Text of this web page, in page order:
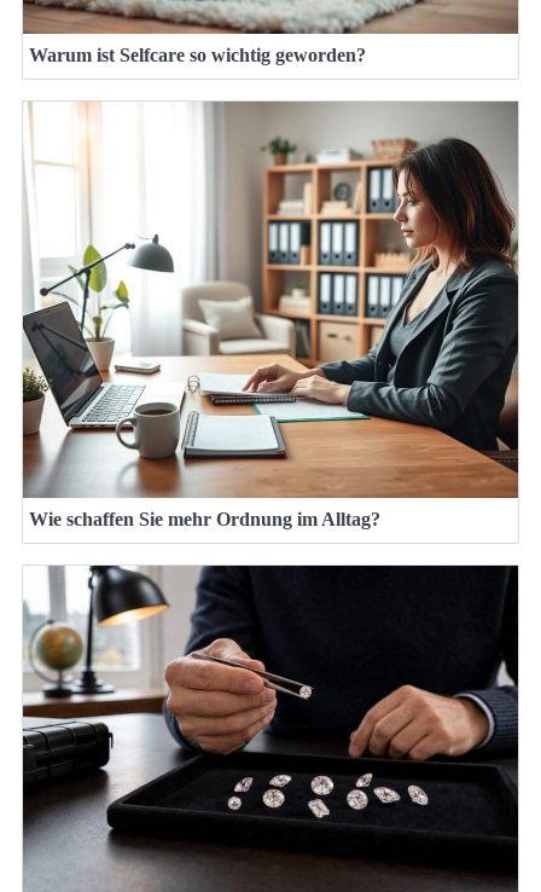
Warum ist Selfcare so wichtig geworden?
Wie schaffen Sie mehr Ordnung im Alltag?